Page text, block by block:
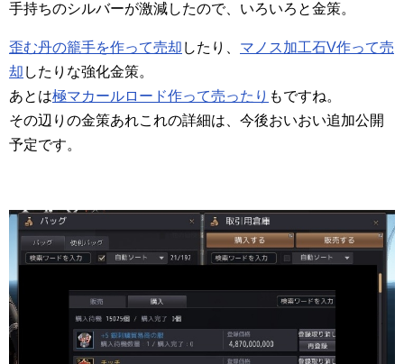
手持ちのシルバーが激減したので、いろいろと金策。
歪む丹の籠手を作って売却 したり、 マノス加工石V作って売
却 したりな強化金策。
あとは極マカールロード作って売ったり もですね。
その辺りの金策あれこれの詳細は、今後おいおい追加公開
予定です。